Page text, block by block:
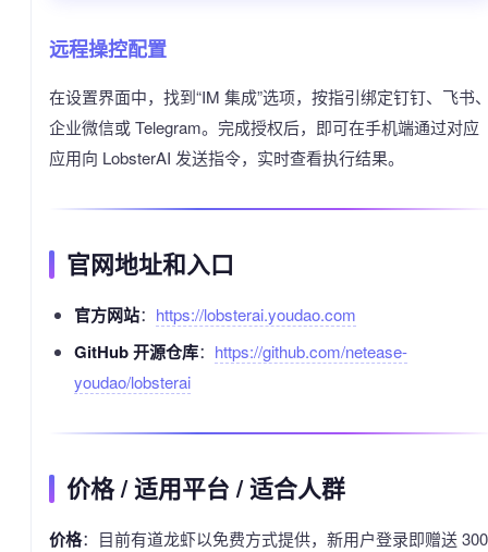
远程操控配置
在设置界面中，找到“IM 集成”选项，按指引绑定钉钉、飞书
企业微信或 Telegram。完成授权后，即可在手机端通过对应
应用向 LobsterAI 发送指令，实时查看执行结果。
官网地址和入口
官方网站： https://lobsterai.youdao.com
GitHub 开源仓库： https://github.com/netease-
youdao/lobsterai
价格 / 适用平台 / 适合人群
价格：目前有道龙虾以免费方式提供，新用户登录即赠送 300